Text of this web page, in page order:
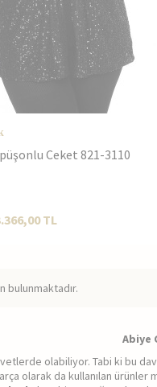
Ceket 821-3110
TL
bulunmaktadır.
Abiye
olabiliyor. Tabi ki bu
olarak da kullanılan